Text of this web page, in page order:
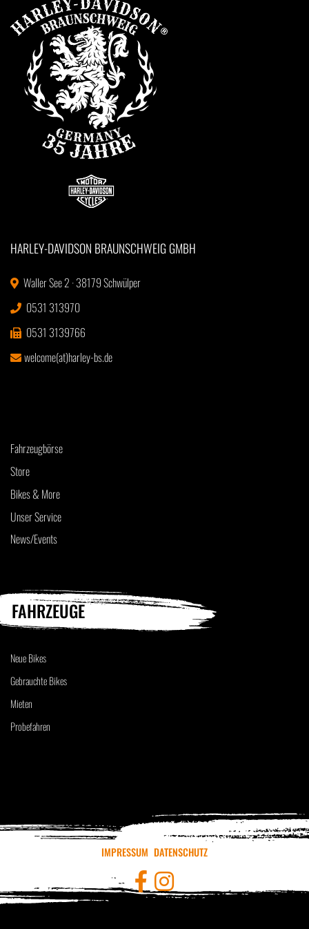
HARLEY-DAVIDSON BRAUNSCHWEIG GMBH
Waller See 2 · 38179 Schwülper
0531 313970
0531 3139766
welcome(at)harley-bs.de
Fahrzeugbörse
Store
Bikes & More
Unser Service
News/Events
FAHRZEUGE
Neue Bikes
Gebrauchte Bikes
Mieten
Probefahren
IMPRESSUM DATENSCHUTZ